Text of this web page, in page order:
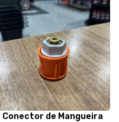
Conector de Mangueira